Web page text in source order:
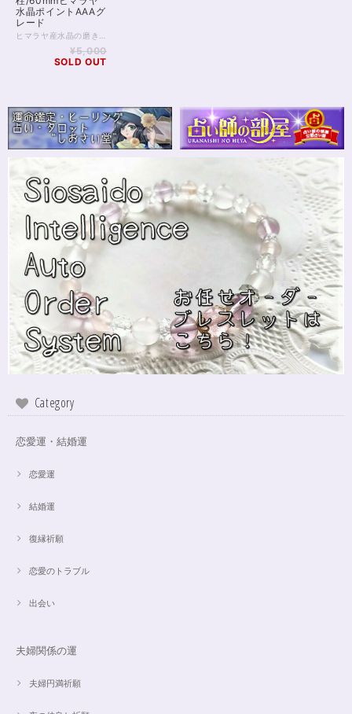
水晶ポイントAAAグ
レード
¥5,000
SOLD OUT
Category
恋愛運・結婚運
恋愛運
結婚運
復縁祈願
恋愛のトラブル
出会い
夫婦関係の運
夫婦円満祈願